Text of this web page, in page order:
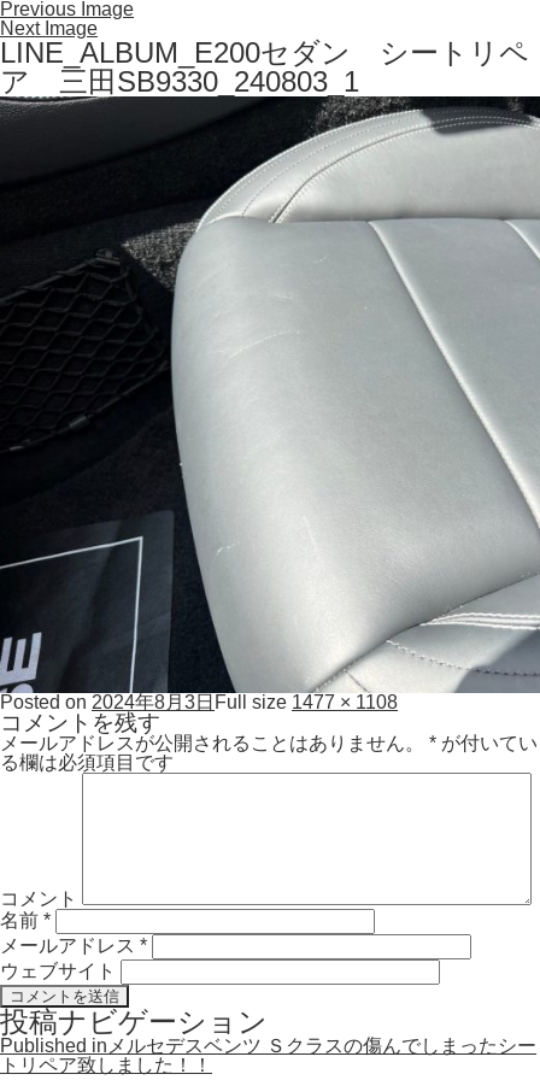
Previous Image
Next Image
LINE_ALBUM_E200セダン シートリペ
ア 三田SB9330_240803_1
Posted on 2024年8月3日 Full size 1477 × 1108
コメントを残す
メールアドレスが公開されることはありません。 * が付いてい
る欄は必須項目です
コメント
名前 *
メールアドレス *
ウェブサイト
投稿ナビゲーション
Published in メルセデスベンツ Ｓクラスの傷んでしまったシー
トリペア致しました！！